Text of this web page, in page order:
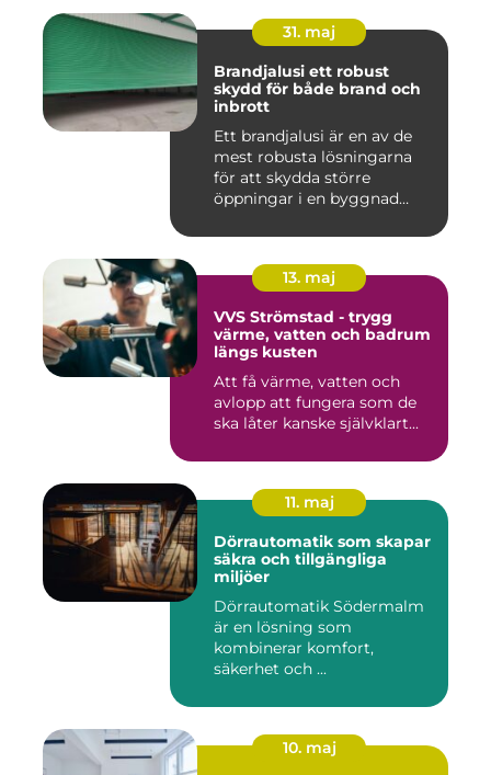
31. maj
Brandjalusi ett robust
skydd för både brand och
inbrott
Ett brandjalusi är en av de
mest robusta lösningarna
för att skydda större
öppningar i en byggnad
13. maj
VVS Strömstad - trygg
värme, vatten och badrum
längs kusten
Att få värme, vatten och
avlopp att fungera som de
ska låter kanske självklart...
11. maj
Dörrautomatik som skapar
säkra och tillgängliga
miljöer
Dörrautomatik Södermalm
är en lösning som
kombinerar komfort,
säkerhet och ...
10. maj